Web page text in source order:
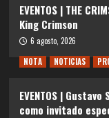
EVENTOS | THE
King Crimson
6 agosto, 2026
NOTA
NOTICIAS
EVENTOS |
como invitado